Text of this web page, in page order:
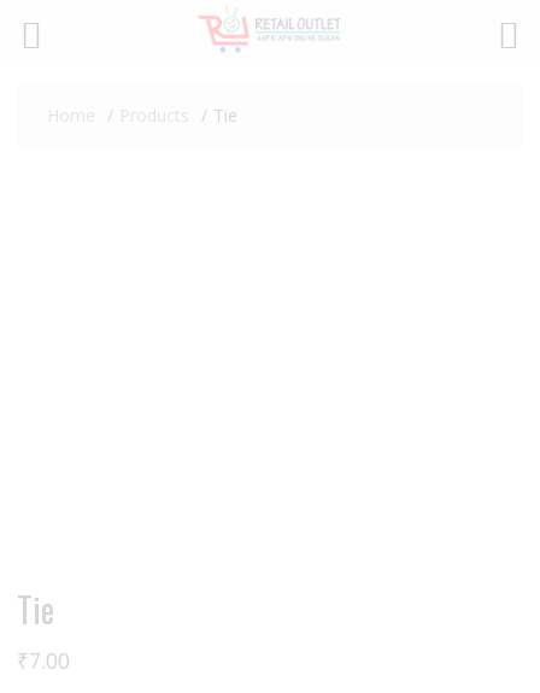
contentHome Products Tie
Tie
₹7.00